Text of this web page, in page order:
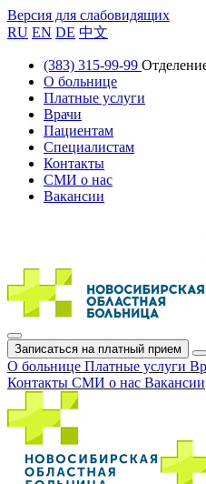
Версия для слабовидящих
RU EN DE 中文
(383) 315-99-99
О больнице
Платные услуги
Врачи
Пациентам
Специалистам
Контакты
СМИ о нас
Вакансии
Записаться на платный прием
О больнице Платные услуги
Контакты СМИ о нас Вакансии